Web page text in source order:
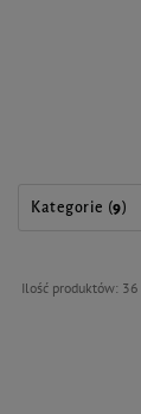
Kategorie (9)
Ilość produktów: 36